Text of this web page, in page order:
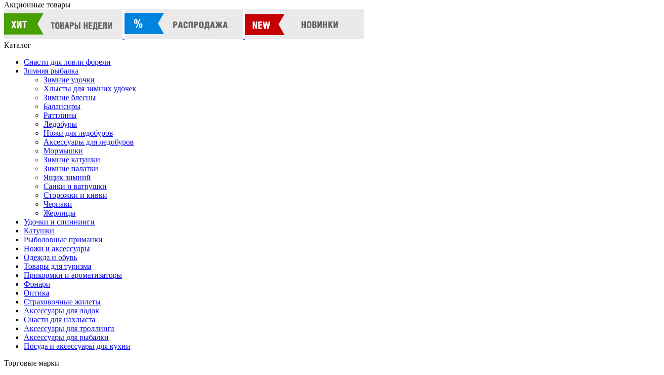
Акционные товары
Каталог
Снасти для ловли форели
Зимняя рыбалка
Зимние удочки
Хлысты для зимних удочек
Зимние блесны
Балансиры
Раттлины
Ледобуры
Ножи для ледобуров
Аксессуары для ледобуров
Мормышки
Зимние катушки
Зимние палатки
Ящик зимний
Санки и ватрушки
Сторожки и кивки
Черпаки
Жерлицы
Удочки и спиннинги
Катушки
Рыболовные приманки
Ножи и аксессуары
Одежда и обувь
Товары для туризма
Прикормки и ароматизаторы
Фонари
Оптика
Страховочные жилеты
Аксессуары для лодок
Снасти для нахлыста
Аксессуары для троллинга
Аксессуары для рыбалки
Посуда и аксессуары для кухни
Торговые марки